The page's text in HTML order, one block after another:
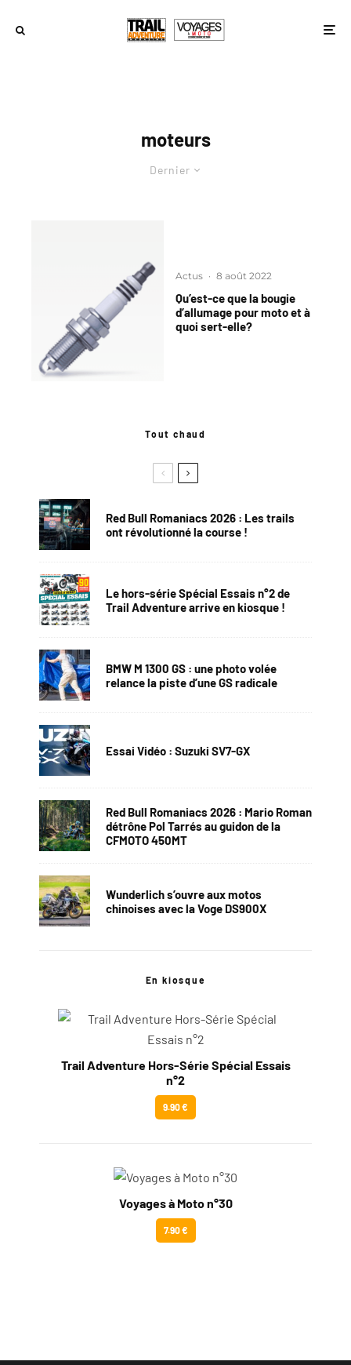
moteurs
Dernier
Actus · 8 août 2022
Qu’est-ce que la bougie
d’allumage pour moto et à
quoi sert-elle?
Tout chaud
Red Bull Romaniacs 2026 : Les trails
ont révolutionné la course !
Le hors-série Spécial Essais n°2 de
Trail Adventure arrive en kiosque !
BMW M 1300 GS : une photo volée
relance la piste d’une GS radicale
Essai Vidéo : Suzuki SV7-GX
Red Bull Romaniacs 2026 : Mario Roman
détrône Pol Tarrés au guidon de la
CFMOTO 450MT
Wunderlich s’ouvre aux motos
chinoises avec la Voge DS900X
En kiosque
Trail Adventure Hors-Série Spécial Essais
n°2
9.90 €
Voyages à Moto n°30
7.90 €